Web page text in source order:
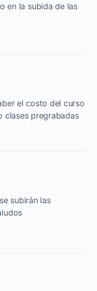
en la subida de las
el costo del curso
clases pregrabadas
subirán las